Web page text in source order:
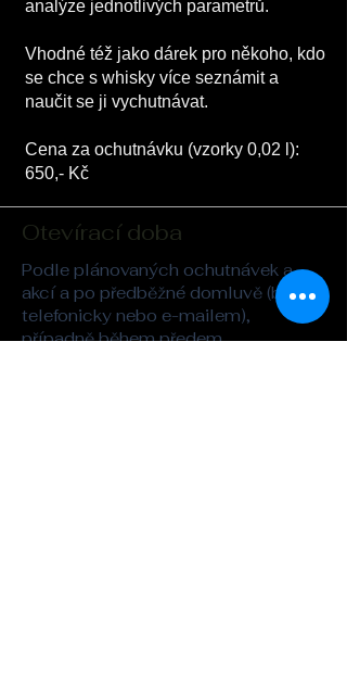
analýze jednotlivých parametrů.
Vhodné též jako dárek pro někoho, kdo
se chce s whisky více seznámit a
naučit se ji vychutnávat.
Cena za ochutnávku (vzorky 0,02 l):
650,- Kč
Otevírací doba
Podle plánovaných ochutnávek a
akcí a po předběžné domluvě (buď
telefonicky nebo e-mailem),
případně během předem